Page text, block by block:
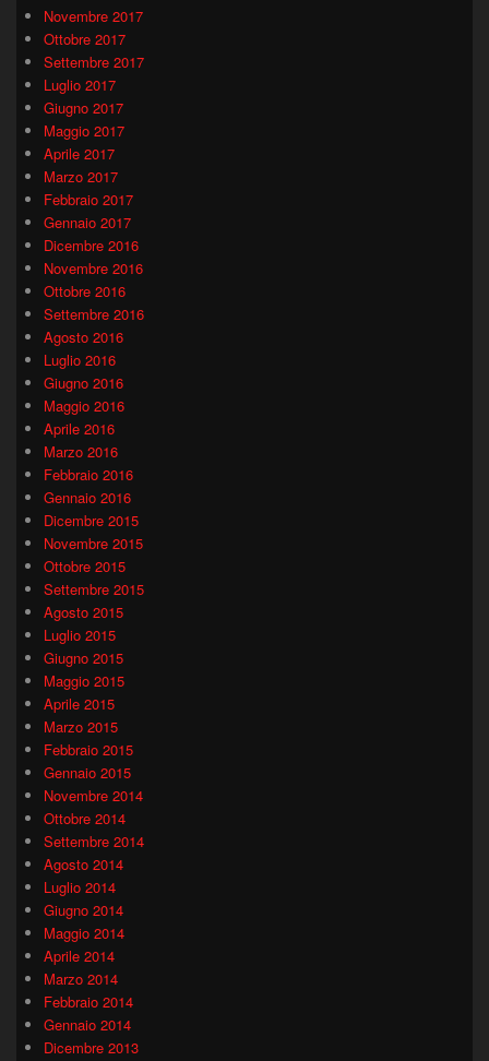
Novembre 2017
Ottobre 2017
Settembre 2017
Luglio 2017
Giugno 2017
Maggio 2017
Aprile 2017
Marzo 2017
Febbraio 2017
Gennaio 2017
Dicembre 2016
Novembre 2016
Ottobre 2016
Settembre 2016
Agosto 2016
Luglio 2016
Giugno 2016
Maggio 2016
Aprile 2016
Marzo 2016
Febbraio 2016
Gennaio 2016
Dicembre 2015
Novembre 2015
Ottobre 2015
Settembre 2015
Agosto 2015
Luglio 2015
Giugno 2015
Maggio 2015
Aprile 2015
Marzo 2015
Febbraio 2015
Gennaio 2015
Novembre 2014
Ottobre 2014
Settembre 2014
Agosto 2014
Luglio 2014
Giugno 2014
Maggio 2014
Aprile 2014
Marzo 2014
Febbraio 2014
Gennaio 2014
Dicembre 2013